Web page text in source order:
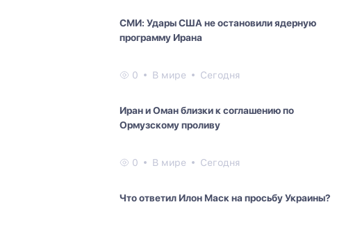
СМИ: Удары США не остановили ядерную
программу Ирана
0 В мире Сегодня
Иран и Оман близки к соглашению по
Ормузскому проливу
0 В мире Сегодня
Что ответил Илон Маск на просьбу Украины?